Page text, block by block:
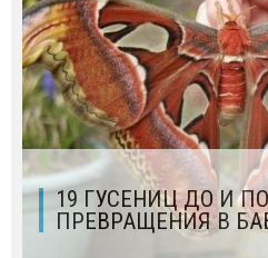
19 ГУСЕНИЦ ДО И
ПРЕВРАЩЕНИЯ В